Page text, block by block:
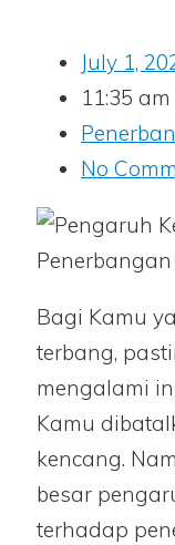
July 1,
11:35 am
No
Bagi Kamu
terbang,
mengalami
Kamu
kencang.
besar
terhadap